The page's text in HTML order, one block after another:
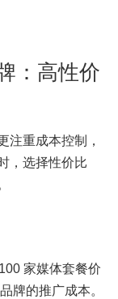
：高性价
注重成本控制，
，选择性价比
家媒体套餐价
牌的推广成本。